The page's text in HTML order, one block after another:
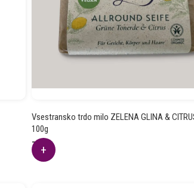
Vsestransko trdo milo ZELENA GLINA &
100g
7.28
€